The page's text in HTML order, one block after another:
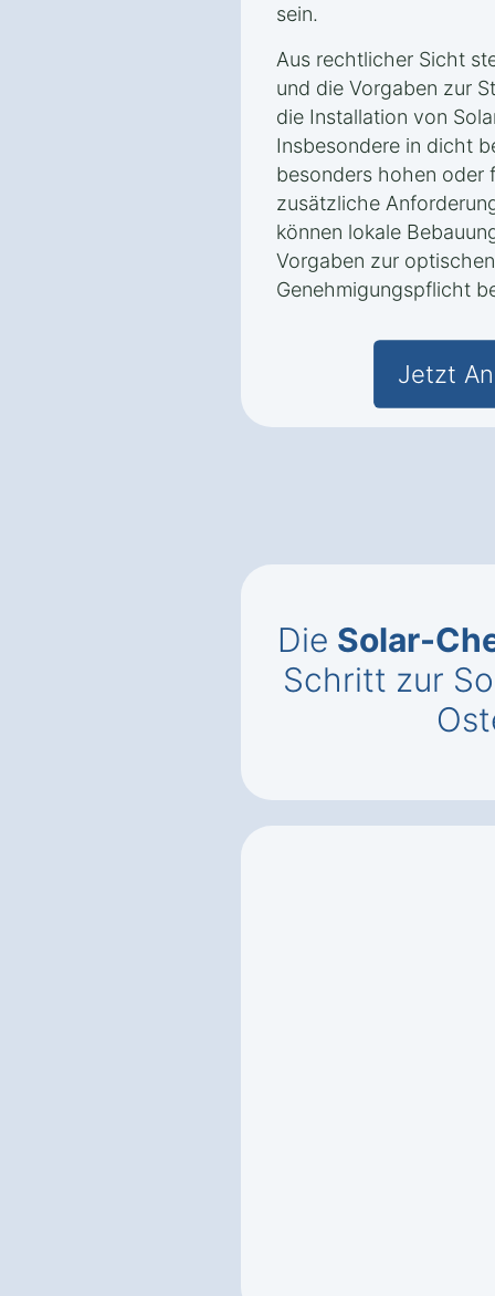
sein.
Aus rechtlicher Sicht
und die Vorgaben zur
die Installation von
Insbesondere in dicht
besonders hohen oder
zusätzliche
können lokale
Vorgaben zur
Genehmigungspflicht
Jetzt
Die Solar-
Schritt zur